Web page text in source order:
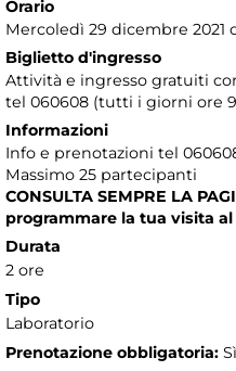
Orario
Mercoledì 29 dicembre 2021
Biglietto d'ingresso
Attività e ingresso gratuiti
tel 060608 (tutti i giorni ore
Informazioni
Info e prenotazioni tel
Massimo 25 partecipanti
CONSULTA SEMPRE LA
programmare la tua visita
Durata
2 ore
Tipo
Laboratorio
Prenotazione obbligatoria: Sì